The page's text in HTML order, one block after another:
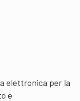
elettronica per la
e